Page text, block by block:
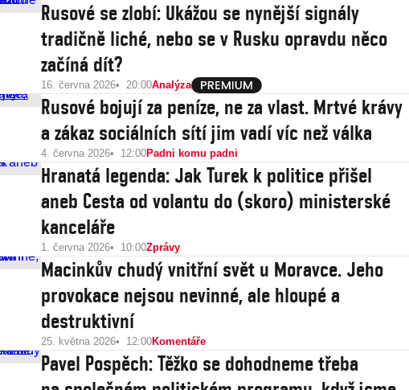
Rusové se zlobí: Ukážou se nynější signály
tradičně liché, nebo se v Rusku opravdu něco
začíná dít?
16. června 2026 20:00Analýza
Rusové bojují za peníze, ne za vlast. Mrtvé krávy
a zákaz sociálních sítí jim vadí víc než válka
4. června 2026 12:00Padni komu padni
Hranatá legenda: Jak Turek k politice přišel
aneb Cesta od volantu do (skoro) ministerské
kanceláře
1. června 2026 10:00Zprávy
Macinkův chudý vnitřní svět u Moravce. Jeho
provokace nejsou nevinné, ale hloupé a
destruktivní
25. května 2026 12:00Komentáře
Pavel Pospěch: Těžko se dohodneme třeba